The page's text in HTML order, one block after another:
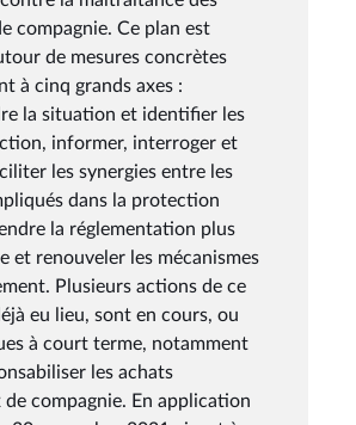
compagnie. Ce plan est
de mesures concrètes
à cinq grands axes :
la situation et identifier les
informer, interroger et
les synergies entre les
dans la protection
la réglementation plus
et renouveler les mécanismes
Plusieurs actions de ce
eu lieu, sont en cours, ou
à court terme, notamment
les achats
de compagnie. En application